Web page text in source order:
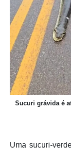
Sucuri grávida é
Uma sucuri-